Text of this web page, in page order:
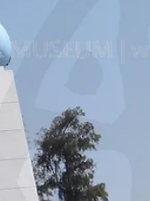
增訂重印 《Black